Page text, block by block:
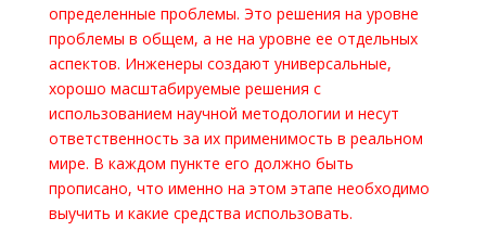
определенные проблемы. Это решения на уровне
проблемы в общем, а не на уровне ее отдельных
аспектов. Инженеры создают универсальные,
хорошо масштабируемые решения с
использованием научной методологии и несут
ответственность за их применимость в реальном
мире. В каждом пункте его должно быть
прописано, что именно на этом этапе необходимо
выучить и какие средства использовать.